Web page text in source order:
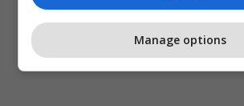
Manage options